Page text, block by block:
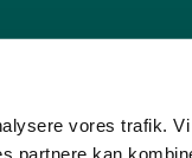
vores trafik.
partnere kan